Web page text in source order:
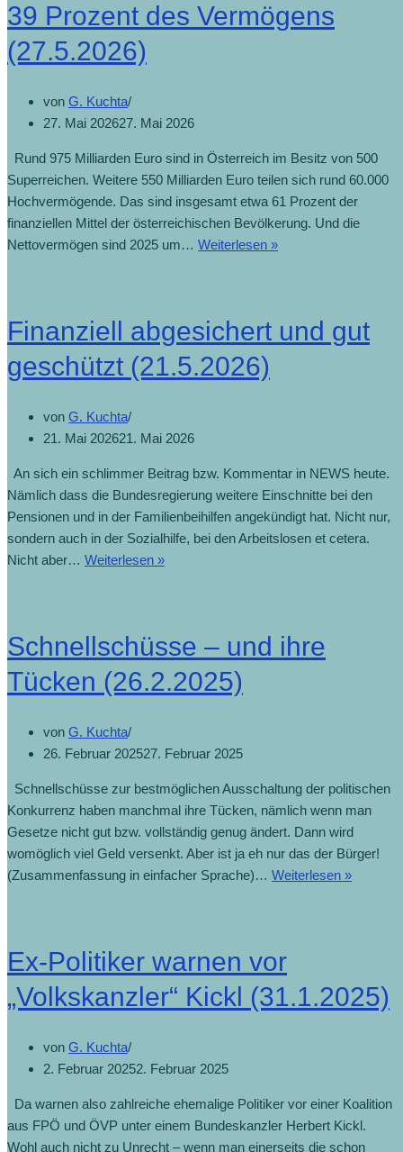
39 Prozent des Vermögens
(27.5.2026)
von G. Kuchta
27. Mai 202627. Mai 2026
Rund 975 Milliarden Euro sind in Österreich im Besitz von 500
Superreichen. Weitere 550 Milliarden Euro teilen sich rund 60.000
Hochvermögende. Das sind insgesamt etwa 61 Prozent der
finanziellen Mittel der österreichischen Bevölkerung. Und die
Nettovermögen sind 2025 um… Weiterlesen »
Finanziell abgesichert und gut
geschützt (21.5.2026)
von G. Kuchta
21. Mai 202621. Mai 2026
An sich ein schlimmer Beitrag bzw. Kommentar in NEWS heute.
Nämlich dass die Bundesregierung weitere Einschnitte bei den
Pensionen und in der Familienbeihilfen angekündigt hat. Nicht nur,
sondern auch in der Sozialhilfe, bei den Arbeitslosen et cetera.
Nicht aber… Weiterlesen »
Schnellschüsse – und ihre
Tücken (26.2.2025)
von G. Kuchta
26. Februar 202527. Februar 2025
Schnellschüsse zur bestmöglichen Ausschaltung der politischen
Konkurrenz haben manchmal ihre Tücken, nämlich wenn man
Gesetze nicht gut bzw. vollständig genug ändert. Dann wird
womöglich viel Geld versenkt. Aber ist ja eh nur das der Bürger!
(Zusammenfassung in einfacher Sprache)… Weiterlesen »
Ex-Politiker warnen vor
„Volkskanzler“ Kickl (31.1.2025)
von G. Kuchta
2. Februar 20252. Februar 2025
Da warnen also zahlreiche ehemalige Politiker vor einer Koalition
aus FPÖ und ÖVP unter einem Bundeskanzler Herbert Kickl.
Wohl auch nicht zu Unrecht – wenn man einerseits die schon